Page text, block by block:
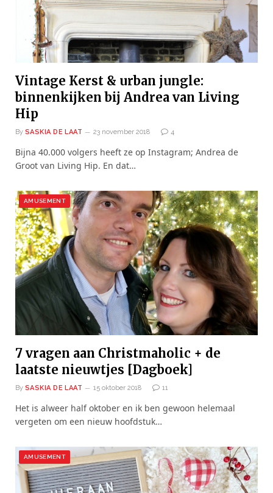
Vintage Kerst & urban jungle:
binnenkijken bij Andrea van Living
Hip
By SASKIA DE LAAT 23 november 2018 4
Bijna 40.000 volgers heeft ze op Instagram; Andrea de
Groot van Living Hip. En dat…
AMUSEMENT
7 vragen aan Christmaholic + de
laatste nieuwtjes [Dagboek]
By SASKIA DE LAAT 15 oktober 2018 11
Het is alweer half oktober en ik ben gewoon helemaal
vergeten om een nieuw hoofdstuk…
AMUSEMENT